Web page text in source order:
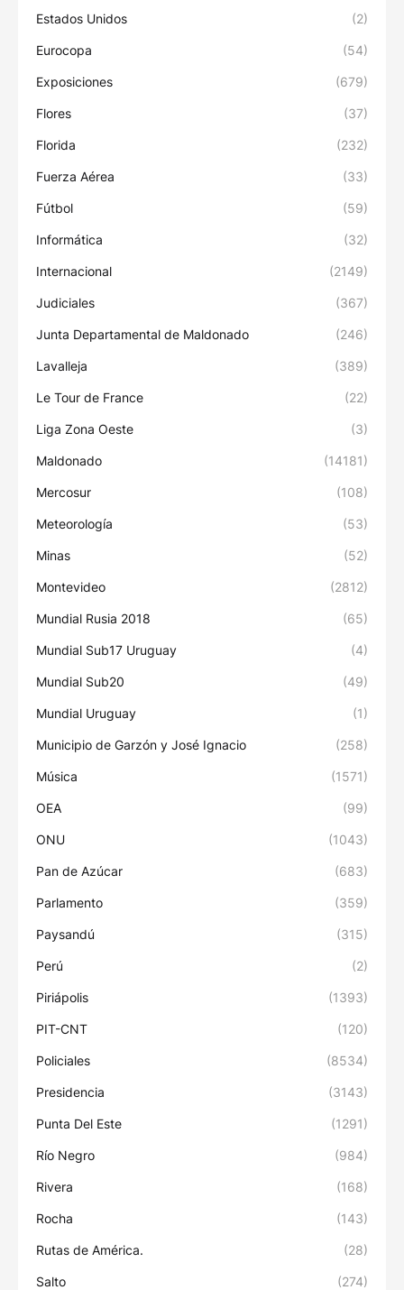
Estados Unidos (2)
Eurocopa (54)
Exposiciones (679)
Flores (37)
Florida (232)
Fuerza Aérea (33)
Fútbol (59)
Informática (32)
Internacional (2149)
Judiciales (367)
Junta Departamental de Maldonado (246)
Lavalleja (389)
Le Tour de France (22)
Liga Zona Oeste (3)
Maldonado (14181)
Mercosur (108)
Meteorología (53)
Minas (52)
Montevideo (2812)
Mundial Rusia 2018 (65)
Mundial Sub17 Uruguay (4)
Mundial Sub20 (49)
Mundial Uruguay (1)
Municipio de Garzón y José Ignacio (258)
Música (1571)
OEA (99)
ONU (1043)
Pan de Azúcar (683)
Parlamento (359)
Paysandú (315)
Perú (2)
Piriápolis (1393)
PIT-CNT (120)
Policiales (8534)
Presidencia (3143)
Punta Del Este (1291)
Río Negro (984)
Rivera (168)
Rocha (143)
Rutas de América. (28)
Salto (274)